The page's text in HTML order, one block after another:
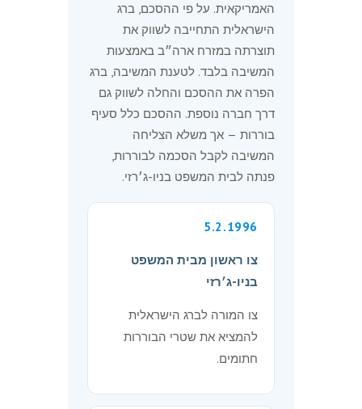
האמריקאית. על פי ההסכם, ברג
הישראלית התחייבה לשווק את
תוצרתה במזרח ארה״ב באמצעות
המשיבה בלבד. לטענת המשיבה, ברג
הפרה את ההסכם והחלה לשווק גם
דרך חברה נוספת. ההסכם כלל סעיף
בוררות — אך משלא הצליחה
המשיבה לקבל הסכמה לבוררות,
פנתה לבית המשפט בניו-ג׳רזי.
5.2.1996
צו ראשון מבית המשפט
בניו-ג׳רזי
צו המורה לברג הישראלית
להמציא את שטרי הבוררות
חתומים.